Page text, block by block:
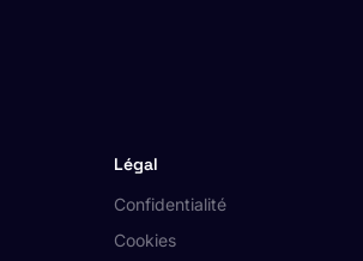
Légal
Confidentialité
Cookies